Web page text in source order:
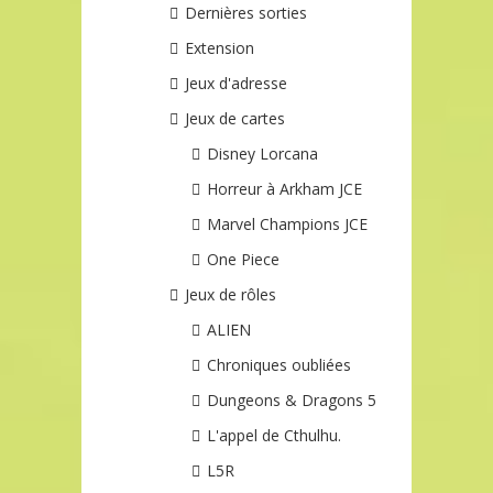
Dernières sorties
Extension
Jeux d'adresse
Jeux de cartes
Disney Lorcana
Horreur à Arkham JCE
Marvel Champions JCE
One Piece
Jeux de rôles
ALIEN
Chroniques oubliées
Dungeons & Dragons 5
L'appel de Cthulhu.
L5R